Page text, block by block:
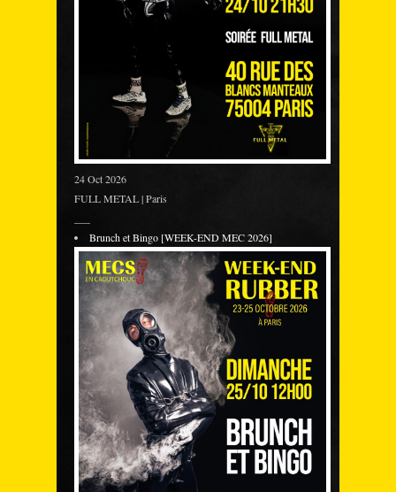
24 Oct 2026
FULL METAL | Paris
Brunch et Bingo [WEEK-END MEC 2026]